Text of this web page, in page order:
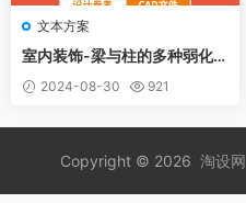
文本方案
室内装饰-梁与柱的多种弱化处
理 2024-08-30 921
Copyright © 2026 淘设网